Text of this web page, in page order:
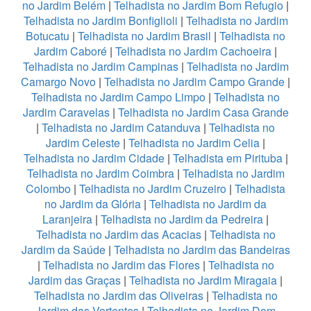
no Jardim Belém | Telhadista no Jardim Bom Refugio |
Telhadista no Jardim Bonfiglioli | Telhadista no Jardim
Botucatu | Telhadista no Jardim Brasil | Telhadista no
Jardim Caboré | Telhadista no Jardim Cachoeira |
Telhadista no Jardim Campinas| Telhadista no Jardim
Camargo Novo | Telhadista no Jardim Campo Grande |
Telhadista no Jardim Campo Limpo | Telhadista no
Jardim Caravelas| Telhadista no Jardim Casa Grande
| Telhadista no Jardim Catanduva | Telhadista no
Jardim Celeste | Telhadista no Jardim Celia |
Telhadista no Jardim Cidade| Telhadista em Pirituba|
Telhadista no Jardim Coimbra| Telhadista no Jardim
Colombo | Telhadista no Jardim Cruzeiro | Telhadista
no Jardim da Glória | Telhadista no Jardim da
Laranjeira | Telhadista no Jardim da Pedreira |
Telhadista no Jardim das Acacias| Telhadista no
Jardim da Saúde| Telhadista no Jardim das Bandeiras
| Telhadista no Jardim das Flores| Telhadista no
Jardim das Graças | Telhadista no Jardim Miragaia |
Telhadista no Jardim das Oliveiras| Telhadista no